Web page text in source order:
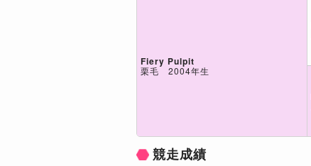
Fiery Pulpit
栗毛 2004年生
競走成績